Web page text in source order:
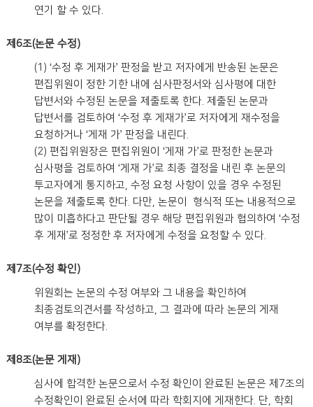
연기 할 수 있다.
제6조(논문 수정)
(1) ‘수정 후 게재가’ 판정을 받고 저자에게 반송된 논문은
편집위원이 정한 기한 내에 심사판정서와 심사평에 대한
답변서와 수정된 논문을 제출토록 한다. 제출된 논문과
답변서를 검토하여 ‘수정 후 게재가’로 저자에게 재수정을
요청하거나 ‘게재 가’ 판정을 내린다.
(2) 편집위원장은 편집위원이 ‘게재 가’로 판정한 논문과
심사평을 검토하여 ‘게재 가’로 최종 결정을 내린 후 논문의
투고자에게 통지하고, 수정 요청 사항이 있을 경우 수정된
논문을 제출토록 한다. 다만, 논문이 형식적 또는 내용적으로
많이 미흡하다고 판단될 경우 해당 편집위원과 협의하여 ‘수정
후 게재’로 정정한 후 저자에게 수정을 요청할 수 있다.
제7조(수정 확인)
위원회는 논문의 수정 여부와 그 내용을 확인하여
최종검토의견서를 작성하고, 그 결과에 따라 논문의 게재
여부를 확정한다.
제8조(논문 게재)
심사에 합격한 논문으로서 수정 확인이 완료된 논문은 제7조의
수정확인이 완료된 순서에 따라 학회지에 게재한다. 단, 학회